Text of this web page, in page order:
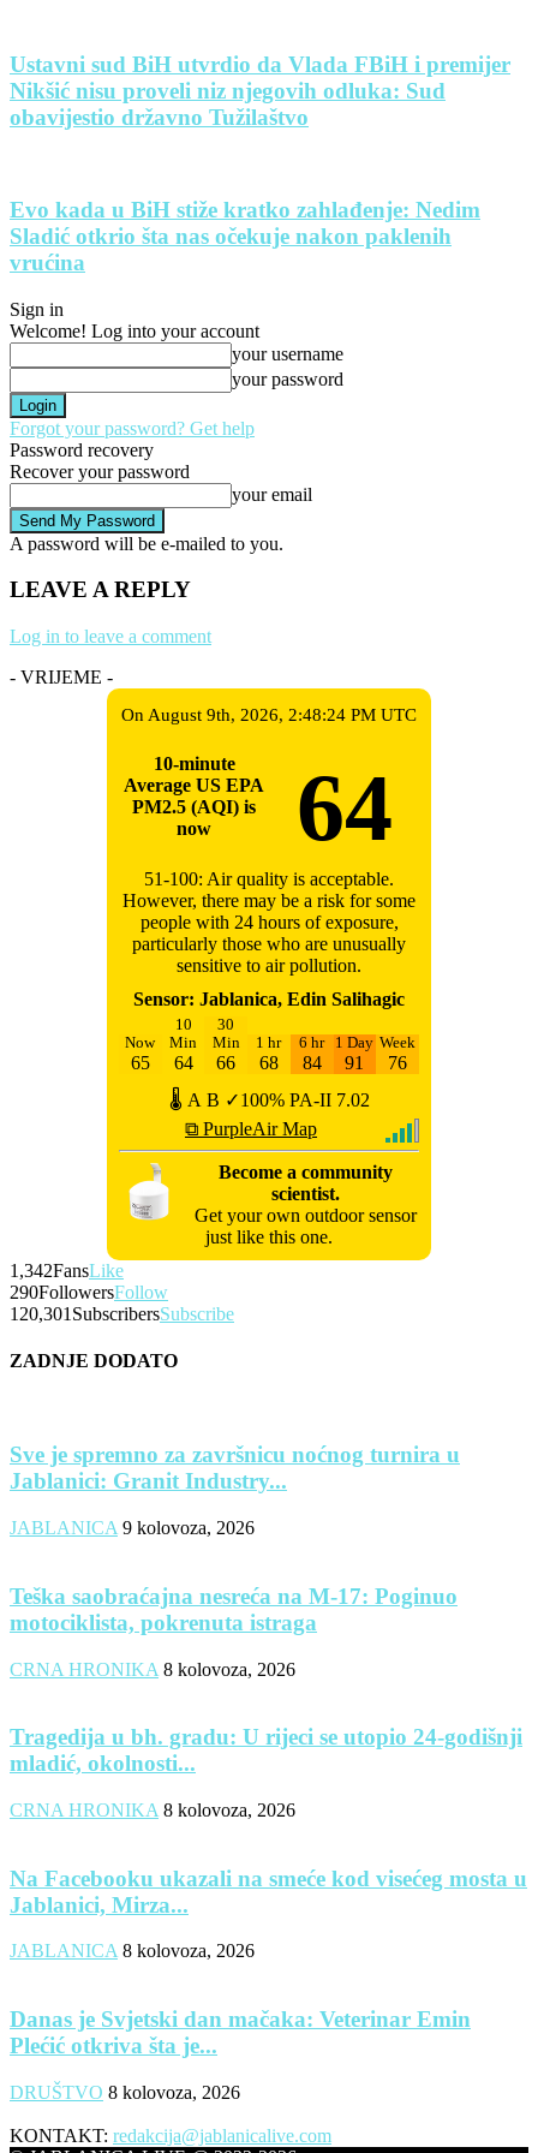
Ustavni sud BiH utvrdio da Vlada FBiH i premijer
Nikšić nisu proveli niz njegovih odluka: Sud
obavijestio državno Tužilaštvo
Evo kada u BiH stiže kratko zahlađenje: Nedim
Sladić otkrio šta nas očekuje nakon paklenih
vrućina
Sign in
Welcome! Log into your account
your username
your password
Forgot your password? Get help
Password recovery
Recover your password
your email
A password will be e-mailed to you.
LEAVE A REPLY
Log in to leave a comment
- VRIJEME -
On August 9th, 2026, 2:48:24 PM UTC
10-minute
Average US EPA
PM2.5 (AQI) is
now
64
51-100: Air quality is acceptable.
However, there may be a risk for some
people with 24 hours of exposure,
particularly those who are unusually
sensitive to air pollution.
Sensor: Jablanica, Edin Salihagic
Now
65
10
Min
64
30
Min
66
1 hr
68
6 hr
84
1 Day
91
Week
76
🌡 A B ✓100% PA-II 7.02
⧉ PurpleAir Map
Become a community
scientist.
Get your own outdoor sensor
just like this one.
1,342FansLike
290FollowersFollow
120,301 SubscribersSubscribe
ZADNJE DODATO
Sve je spremno za završnicu noćnog turnira u
Jablanici: Granit Industry...
JABLANICA 9 kolovoza, 2026
Teška saobraćajna nesreća na M-17: Poginuo
motociklista, pokrenuta istraga
CRNA HRONIKA 8 kolovoza, 2026
Tragedija u bh. gradu: U rijeci se utopio 24-godišnji
mladić, okolnosti...
CRNA HRONIKA 8 kolovoza, 2026
Na Facebooku ukazali na smeće kod visećeg mosta u
Jablanici, Mirza...
JABLANICA 8 kolovoza, 2026
Danas je Svjetski dan mačaka: Veterinar Emin
Plećić otkriva šta je...
DRUŠTVO 8 kolovoza, 2026
KONTAKT: redakcija@jablanicalive.com